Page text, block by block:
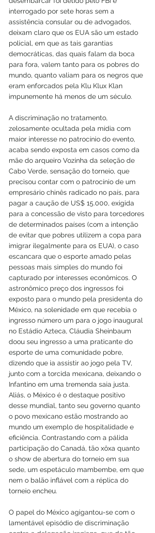
interrogado por sete horas sem a
assistência consular ou de advogados,
deixam claro que os EUA são um estado
policial, em que as tais garantias
democráticas, das quais falam da boca
para fora, valem tanto para os pobres do
mundo, quanto valiam para os negros que
eram enforcados pela Klu Klux Klan
impunemente há menos de um século.
A discriminação no tratamento,
zelosamente ocultada pela mídia com
maior interesse no patrocínio do evento,
acaba sendo exposta em casos como da
mãe do arqueiro Vozinha da seleção de
Cabo Verde, sensação do torneio, que
precisou contar com o patrocínio de um
empresário chinês radicado no país, para
pagar a caução de US$ 15.000, exigida
para a concessão de visto para torcedores
de determinados países (com a intenção
de evitar que pobres utilizem a copa para
imigrar ilegalmente para os EUA), o caso
escancara que o esporte amado pelas
pessoas mais simples do mundo foi
capturado por interesses econômicos. O
astronômico preço dos ingressos foi
exposto para o mundo pela presidenta do
México, na solenidade em que recebia o
ingresso número um para o jogo inaugural
no Estádio Azteca, Cláudia Sheinbaum
doou seu ingresso a uma praticante do
esporte de uma comunidade pobre,
dizendo que ia assistir ao jogo pela TV,
junto com a torcida mexicana, deixando o
Infantino em uma tremenda saia justa.
Aliás, o México é o destaque positivo
desse mundial, tanto seu governo quanto
o povo mexicano estão mostrando ao
mundo um exemplo de hospitalidade e
eficiência. Contrastando com a pálida
participação do Canadá, tão xôxa quanto
o show de abertura do torneio em sua
sede, um espetáculo mambembe, em que
nem o balão inflável com a réplica do
torneio encheu.
O papel do México agigantou-se com o
lamentável episódio de discriminação